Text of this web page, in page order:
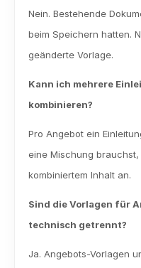
Nein. Bestehende
beim Speichern hatten.
geänderte Vorlage.
Kann ich mehrere
kombinieren?
Pro Angebot ein
eine Mischung
kombiniertem Inhalt an.
Sind die Vorlagen für
technisch getrennt?
Ja. Angebots-Vorlagen